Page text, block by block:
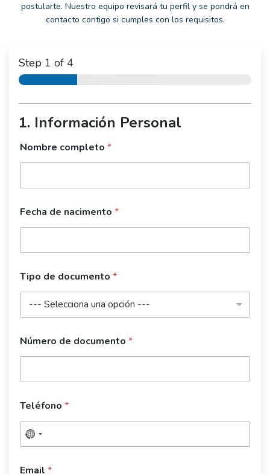
postularte. Nuestro equipo revisará tu perfil y se pondrá en
contacto contigo si cumples con los requisitos.
Step 1 of 4
1. Información Personal
Nombre completo *
Fecha de nacimento *
Tipo de documento *
Número de documento *
Teléfono *
Email *